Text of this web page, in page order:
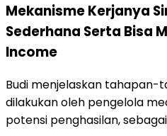
Mekanisme Kerjanya
Sederhana Serta Bisa
Income
Budi menjelaskan tahapan-
dilakukan oleh pengelola
potensi penghasilan,